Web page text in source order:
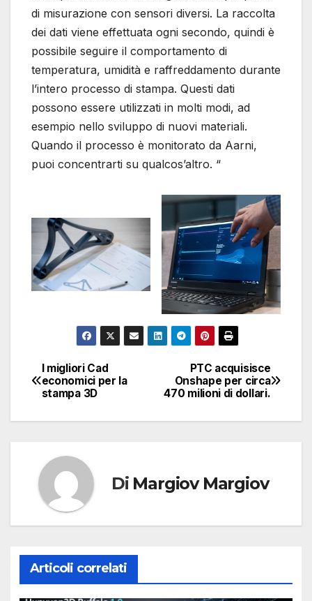
di misurazione con sensori diversi. La raccolta
dei dati viene effettuata ogni secondo, quindi è
possibile seguire il comportamento di
temperatura, umidità e raffreddamento durante
l’intero processo di stampa. Questi dati
possono essere utilizzati in molti modi, ad
esempio nello sviluppo di nuovi materiali.
Quando il processo è monitorato da Aarni,
puoi concentrarti su qualcos’altro. “
Navigazione
articoli
PTC acquisisce
Onshape per circa
470 milioni di dollari.
I migliori Cad
economici per la
stampa 3D
Di Margiov Margiov
Articoli correlati